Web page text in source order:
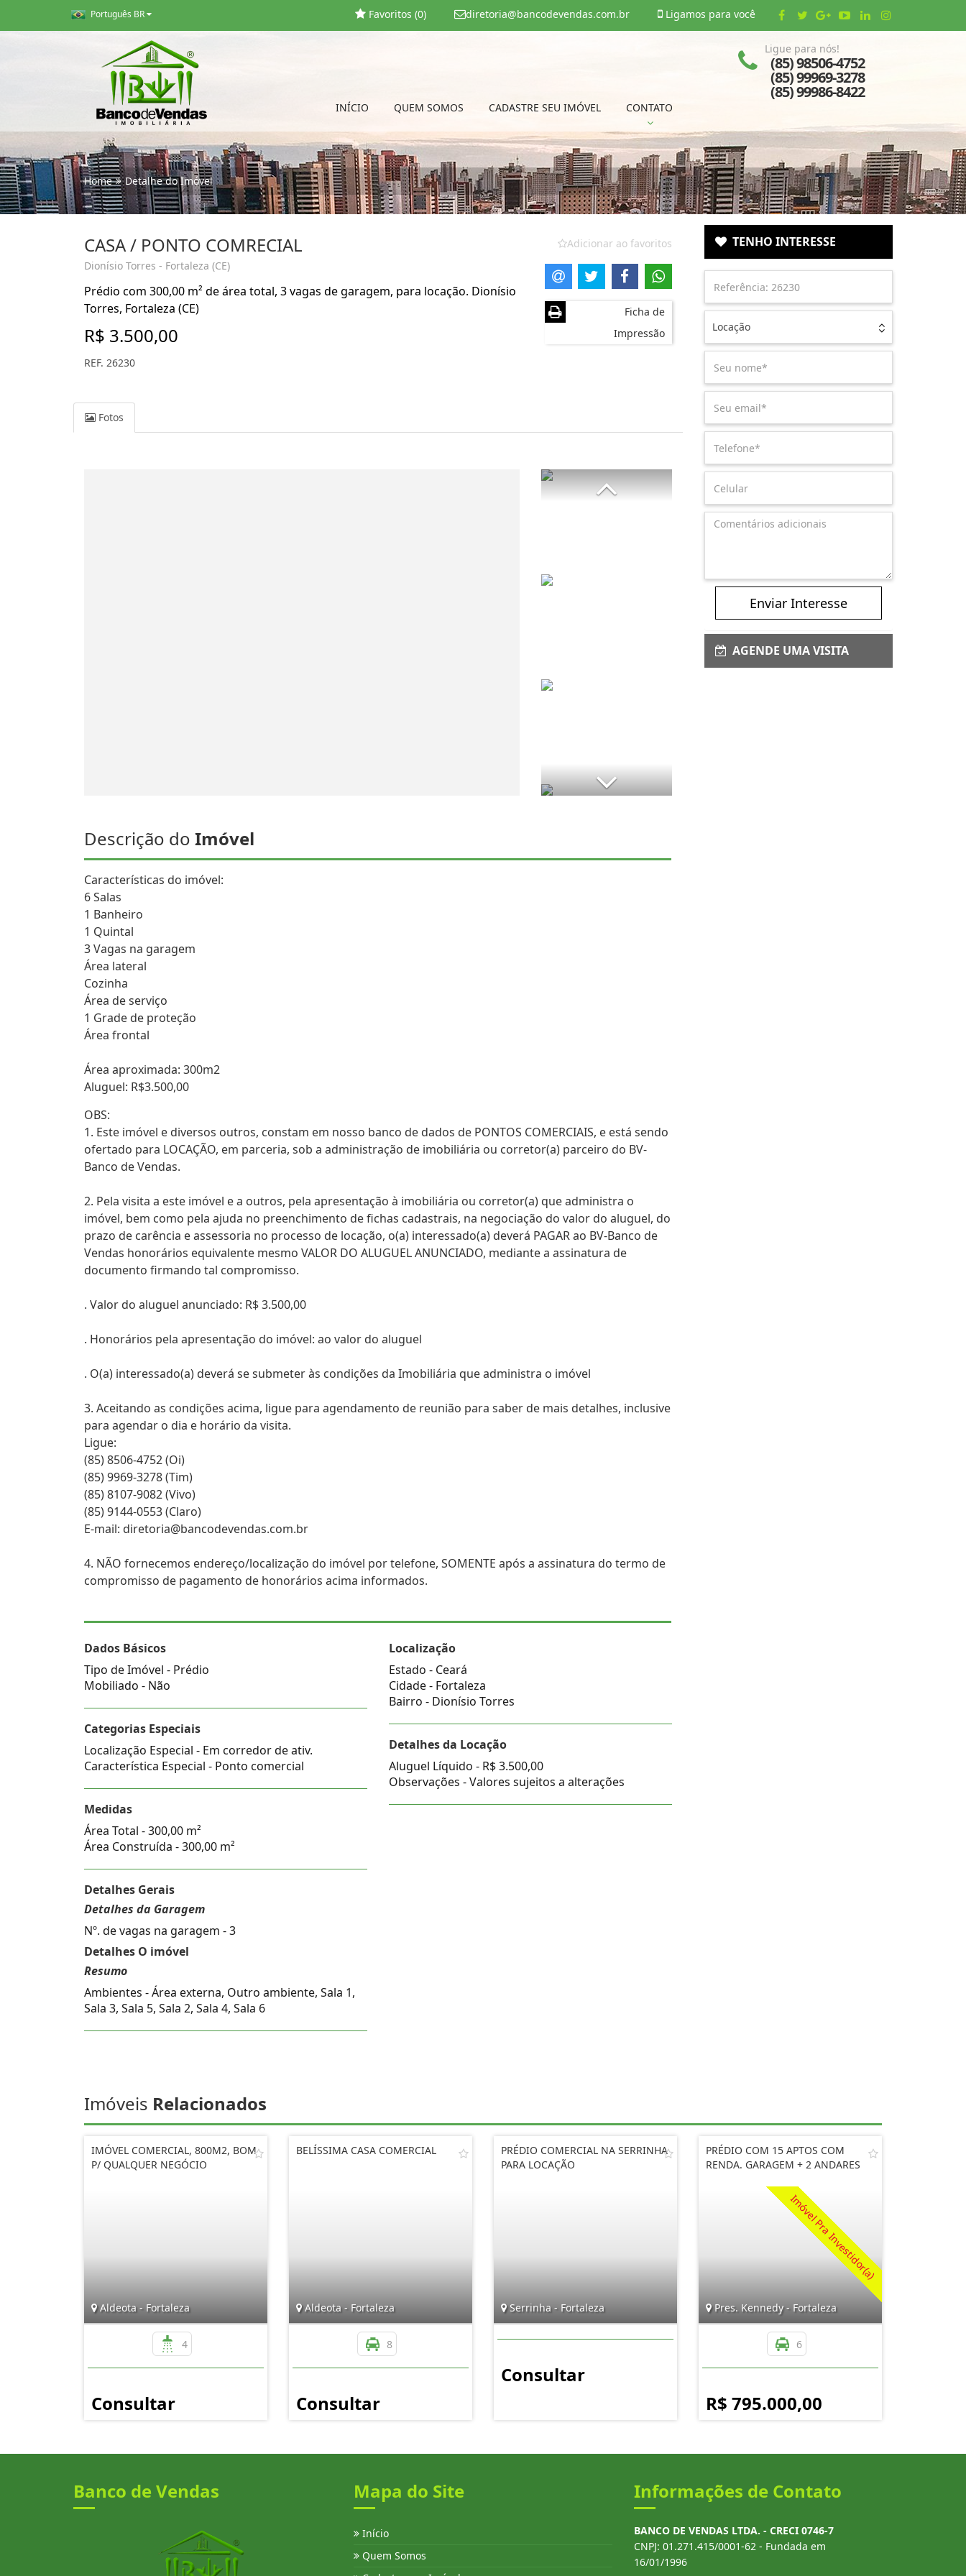
Português BR Ligamos para você
diretoria@bancodevendas.com.br
Favoritos (0)
INÍCIO QUEM SOMOS CADASTRE SEU IMÓVEL CONTATO
Ligue para nós!
(85) 98506-4752
(85) 99969-3278
(85) 99986-8422
Home Detalhe do Imóvel
CASA / PONTO COMRECIAL
Dionísio Torres - Fortaleza (CE)
Prédio com 300,00 m² de área total, 3 vagas de garagem, para locação. Dionísio
Torres, Fortaleza (CE)
R$ 3.500,00
REF. 26230
Adicionar ao favoritos
Ficha de
Impressão
Fotos
Descrição do Imóvel
Características do imóvel:
6 Salas
1 Banheiro
1 Quintal
3 Vagas na garagem
Área lateral
Cozinha
Área de serviço
1 Grade de proteção
Área frontal
Área aproximada: 300m2
Aluguel: R$3.500,00
OBS:
1. Este imóvel e diversos outros, constam em nosso banco de dados de PONTOS COMERCIAIS, e está sendo
ofertado para LOCAÇÃO, em parceria, sob a administração de imobiliária ou corretor(a) parceiro do BV-
Banco de Vendas.
2. Pela visita a este imóvel e a outros, pela apresentação à imobiliária ou corretor(a) que administra o
imóvel, bem como pela ajuda no preenchimento de fichas cadastrais, na negociação do valor do aluguel, do
prazo de carência e assessoria no processo de locação, o(a) interessado(a) deverá PAGAR ao BV-Banco de
Vendas honorários equivalente mesmo VALOR DO ALUGUEL ANUNCIADO, mediante a assinatura de
documento firmando tal compromisso.
. Valor do aluguel anunciado: R$ 3.500,00
. Honorários pela apresentação do imóvel: ao valor do aluguel
. O(a) interessado(a) deverá se submeter às condições da Imobiliária que administra o imóvel
3. Aceitando as condições acima, ligue para agendamento de reunião para saber de mais detalhes, inclusive
para agendar o dia e horário da visita.
Ligue:
(85) 8506-4752 (Oi)
(85) 9969-3278 (Tim)
(85) 8107-9082 (Vivo)
(85) 9144-0553 (Claro)
E-mail: diretoria@bancodevendas.com.br
4. NÃO fornecemos endereço/localização do imóvel por telefone, SOMENTE após a assinatura do termo de
compromisso de pagamento de honorários acima informados.
Dados Básicos
Tipo de Imóvel - Prédio
Mobiliado - Não
Categorias Especiais
Localização Especial - Em corredor de ativ.
Característica Especial - Ponto comercial
Medidas
Área Total - 300,00 m²
Área Construída - 300,00 m²
Detalhes Gerais
Detalhes da Garagem
Nº. de vagas na garagem - 3
Detalhes O imóvel
Resumo
Ambientes - Área externa, Outro ambiente, Sala 1,
Sala 3, Sala 5, Sala 2, Sala 4, Sala 6
Localização
Estado - Ceará
Cidade - Fortaleza
Bairro - Dionísio Torres
Detalhes da Locação
Aluguel Líquido - R$ 3.500,00
Observações - Valores sujeitos a alterações
TENHO INTERESSE
Locação
Enviar Interesse
AGENDE UMA VISITA
Imóveis Relacionados
IMÓVEL COMERCIAL, 800M2, BOM
P/ QUALQUER NEGÓCIO
Aldeota - Fortaleza
4
Consultar
BELÍSSIMA CASA COMERCIAL
Aldeota - Fortaleza
8
Consultar
PRÉDIO COMERCIAL NA SERRINHA
PARA LOCAÇÃO
Serrinha - Fortaleza
Consultar
PRÉDIO COM 15 APTOS COM
RENDA. GARAGEM + 2 ANDARES
Pres. Kennedy - Fortaleza
6
R$ 795.000,00
Banco de Vendas Mapa do Site
Início
Quem Somos
Informações de Contato
BANCO DE VENDAS LTDA. - CRECI 0746-7
CNPJ: 01.271.415/0001-62 - Fundada em
16/01/1996